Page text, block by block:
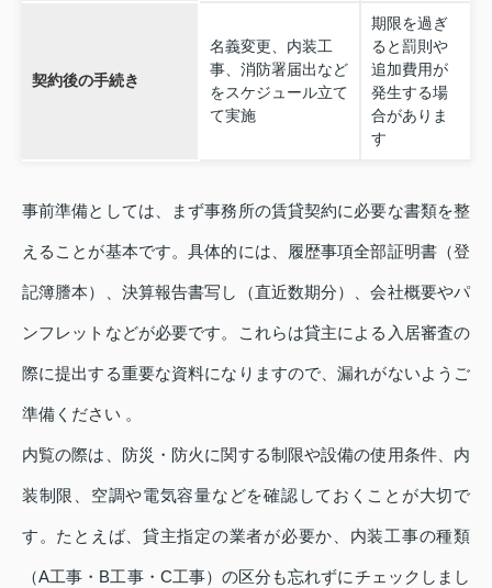
契約後の手続き
名義変更、内装工
事、消防署届出など
をスケジュール立て
て実施
期限を過ぎ
ると罰則や
追加費用が
発生する場
合がありま
す
事前準備としては、まず事務所の賃貸契約に必要な書類を整
えることが基本です。具体的には、履歴事項全部証明書（登
記簿謄本）、決算報告書写し（直近数期分）、会社概要やパ
ンフレットなどが必要です。これらは貸主による入居審査の
際に提出する重要な資料になりますので、漏れがないようご
準備ください 。
内覧の際は、防災・防火に関する制限や設備の使用条件、内
装制限、空調や電気容量などを確認しておくことが大切で
す。たとえば、貸主指定の業者が必要か、内装工事の種類
（A工事・B工事・C工事）の区分も忘れずにチェックしまし